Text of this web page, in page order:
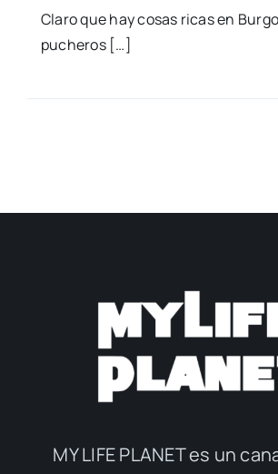
Claro que hay cosas ricas en
pucheros […]
MY LIFE PLANET es un